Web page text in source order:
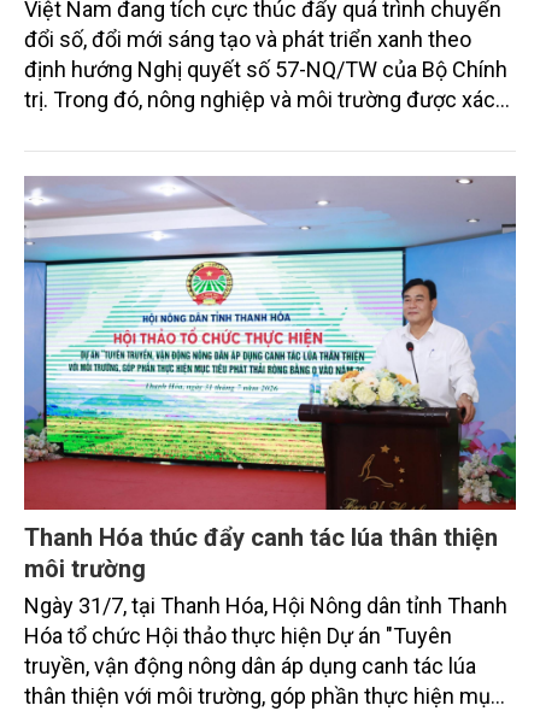
Việt Nam đang tích cực thúc đẩy quá trình chuyển
đổi số, đổi mới sáng tạo và phát triển xanh theo
định hướng Nghị quyết số 57-NQ/TW của Bộ Chính
trị. Trong đó, nông nghiệp và môi trường được xác
sắc bởi các tiến bộ công nghệ và cam kết bền vững
toàn cầu, đặc biệt là mục tiêu đưa phát thải ròng
bằng 0 (Net-Zero) vào năm 2050.
Thanh Hóa thúc đẩy canh tác lúa thân thiện
môi trường
Ngày 31/7, tại Thanh Hóa, Hội Nông dân tỉnh Thanh
Hóa tổ chức Hội thảo thực hiện Dự án "Tuyên
truyền, vận động nông dân áp dụng canh tác lúa
thân thiện với môi trường, góp phần thực hiện mục